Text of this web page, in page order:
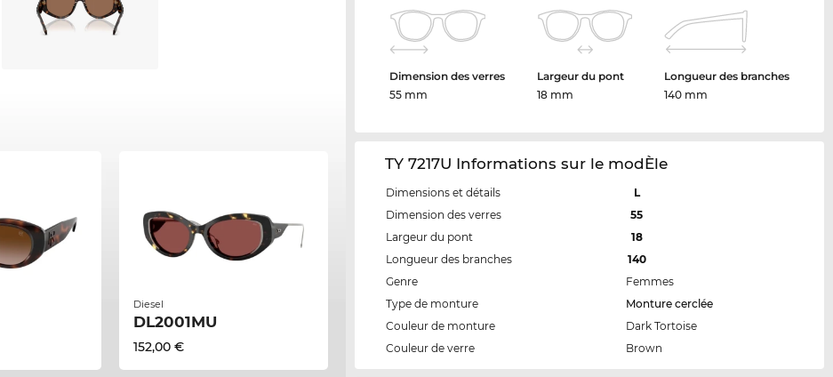
Diesel
DL2001MU
152,00 €
Dimension des verres
55 mm
Largeur du pont
18 mm
Longueur des branches
140 mm
TY 7217U Informations sur le modÈle
Dimensions et détails
L
Dimension des verres
55
Largeur du pont
18
Longueur des branches
140
Genre
Femmes
Type de monture
Monture cerclée
Couleur de monture
Dark Tortoise
Couleur de verre
Brown